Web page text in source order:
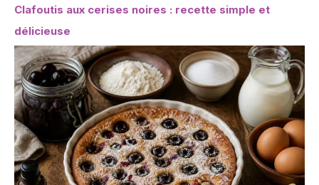
Clafoutis aux cerises noires : recette simple et
délicieuse